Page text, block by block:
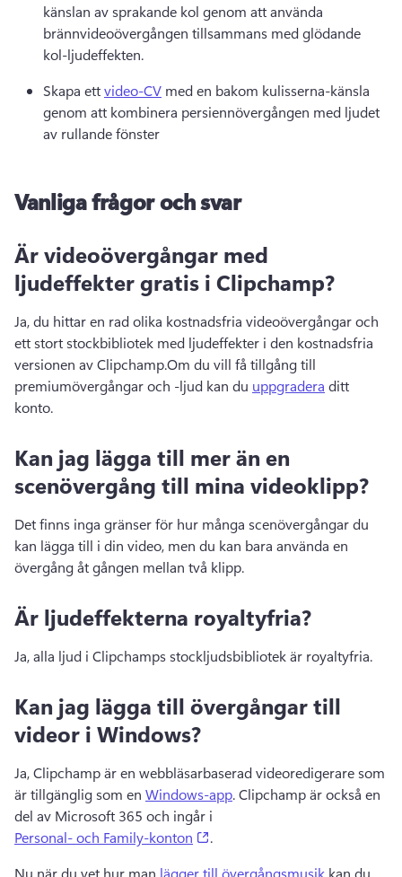
känslan av sprakande kol genom att använda
brännvideoövergången tillsammans med glödande
kol-ljudeffekten.
Skapa ett video-CV med en bakom kulisserna-känsla
genom att kombinera persiennövergången med ljudet
av rullande fönster
Vanliga frågor och svar
Är videoövergångar med
ljudeffekter gratis i Clipchamp?
Ja, du hittar en rad olika kostnadsfria videoövergångar och
ett stort stockbibliotek med ljudeffekter i den kostnadsfria
versionen av Clipchamp.Om du vill få tillgång till
premiumövergångar och -ljud kan du uppgradera ditt
konto.
Kan jag lägga till mer än en
scenövergång till mina videoklipp?
Det finns inga gränser för hur många scenövergångar du
kan lägga till i din video, men du kan bara använda en
övergång åt gången mellan två klipp.
Är ljudeffekterna royaltyfria?
Ja, alla ljud i Clipchamps stockljudsbibliotek är royaltyfria.
Kan jag lägga till övergångar till
videor i Windows?
Ja, Clipchamp är en webbläsarbaserad videoredigerare som
är tillgänglig som en Windows-app. Clipchamp är också en
del av Microsoft 365 och ingår i
Personal- och Family-konton
.
Nu när du vet hur man lägger till övergångsmusik kan du